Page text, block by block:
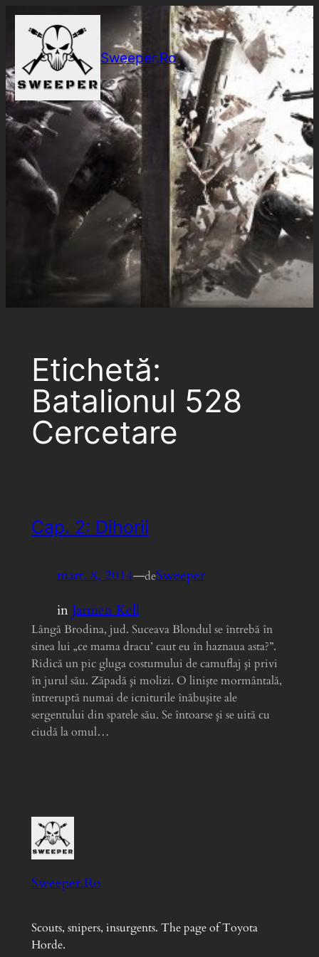
Sari
conținut
Sweeper.Ro
Etichetă:
Batalionul 528
Cercetare
Cap. 2: Dihorii
mart. 8, 2014—deSweeper
inJarmen Kell
Lângă Brodina, jud. Suceava Blondul se întrebă în
sinea lui „ce mama dracu’ caut eu în haznaua asta?”.
Ridică un pic gluga costumului de camuflaj şi privi
în jurul său. Zăpadă şi molizi. O linişte mormântală,
întreruptă numai de icniturile înăbuşite ale
sergentului din spatele său. Se întoarse şi se uită cu
ciudă la omul…
Sweeper.Ro
Scouts, snipers, insurgents. The page of Toyota
Horde.